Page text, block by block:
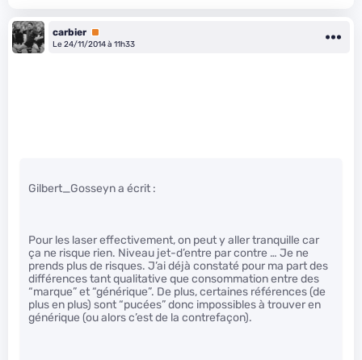
carbier Premium
Le 24/11/2014 à 11h33
Gilbert_Gosseyn a écrit :
Pour les laser effectivement, on peut y aller tranquille car
ça ne risque rien. Niveau jet-d’entre par contre … Je ne
prends plus de risques. J’ai déjà constaté pour ma part des
différences tant qualitative que consommation entre des
“marque” et “générique”. De plus, certaines références (de
plus en plus) sont “pucées” donc impossibles à trouver en
générique (ou alors c’est de la contrefaçon).